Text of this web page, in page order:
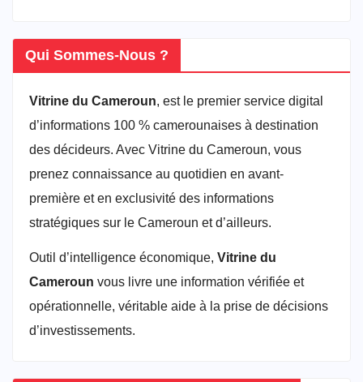
Qui Sommes-Nous ?
Vitrine du Cameroun, est le premier service digital
d’informations 100 % camerounaises à destination
des décideurs. Avec Vitrine du Cameroun, vous
prenez connaissance au quotidien en avant-
première et en exclusivité des informations
stratégiques sur le Cameroun et d’ailleurs.
Outil d’intelligence économique, Vitrine du
Cameroun vous livre une information vérifiée et
opérationnelle, véritable aide à la prise de décisions
d’investissements.